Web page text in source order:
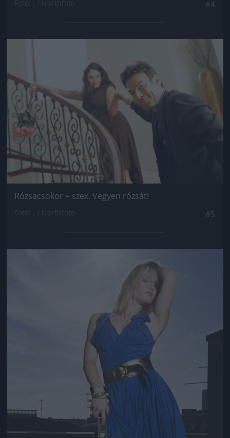
Rózsacsokor = szex. Vegyen rózsát!
Jön még kép!